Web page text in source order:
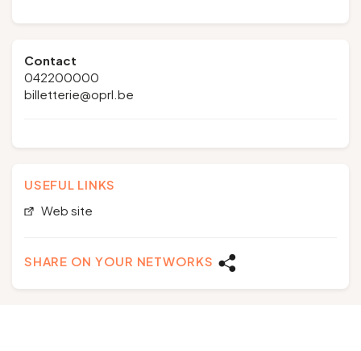
Contact
042200000
billetterie@oprl.be
USEFUL LINKS
Web site
SHARE ON YOUR NETWORKS